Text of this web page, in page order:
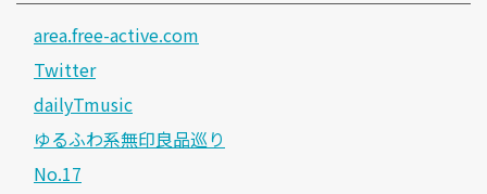
area.free-active.com
Twitter
dailyTmusic
ゆるふわ系無印良品巡り
No.17